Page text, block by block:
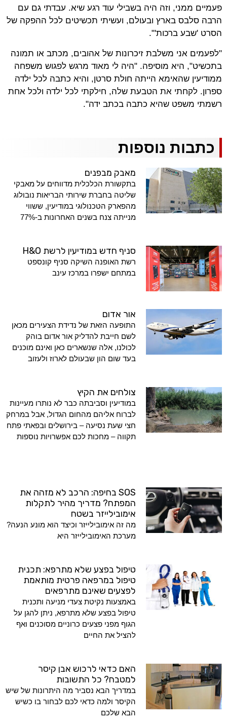
פעמיים ממני, וזה היה בשבילי עוד רגע שיא. עבדתי גם עם
הרבה סלבס בארץ ובעולם, ועשיתי תכשיטים לכל ההפקה של
הסרט 'שבע ברכות'".
"לפעמים אני משלבת זיכרונות של אהובים, מכתב או תמונה
בתכשיט", היא מוסיפה. "היה לי מאוד מרגש לפגוש משפחה
ממודיעין שהאימא הייתה חולת סרטן, והיא כתבה לכל ילדה
ספרון. לקחתי את הטבעת שלה, חילקתי לכל ילדה ולכל אחת
רשמתי משפט שהיא כתבה בכתב ידה".
כתבות נוספות
מאבק מבפנים
בתקשורת הכלכלית מדווחים על מאבקי
שליטה בחברת שירותי הבריאות נובולוג
מהפארק הטכנולוגי במודיעין, ששווי
מנייתה צנח בשנים האחרונות ב-77%
סניף חדש במודיעין לרשת H&O
רשת האופנה השיקה סניף קונספט
במתחם ישפרו במרכז עינב
אור אדום
התופעה הזאת של נדידת הצעירים מכאן
לשם חייבת להדליק אור אדום בוהק
לכולנו, אלה שנשארים כאן ואינם מוכנים
בעד שום הון שבעולם לארוז ולעזוב
צולחים את הקיץ
במודיעין וסביבתה כבר לא נותרו מעיינות
לברוח אליהם מהחום הגדול, אבל במרחק
חצי שעת נסיעה – בירושלים ובפאתי פתח
תקווה – מחכות לכם אפשרויות נוספות
SOS בחיפה: הרכב לא מזהה את
המפתח? מדריך מהיר לתקלות
אימובילייזר בשטח
מה זה אימובילייזר וכיצד הוא מונע הנעה?
מערכת האימובילייזר היא
טיפול בפצע שלא מתרפא: תכנית
טיפול במרפאה פרטית מותאמת
לפצעים שאינם מתרפאים
באמצעות נקיטת צעדי מניעה ותכנית
טיפול בפצע שלא מתרפא, ניתן להגן על
הגוף מפני פצעים כרוניים מסוכנים ואף
להציל את החיים
האם כדאי לרכוש אבן קיסר
למטבח? כל התשובות
במדריך הבא נסביר מה היתרונות של שיש
הקיסר ולמה כדאי לכם לבחור בו כשיש
הבא שלכם